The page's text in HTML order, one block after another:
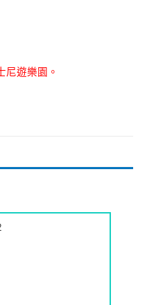
遊樂園。